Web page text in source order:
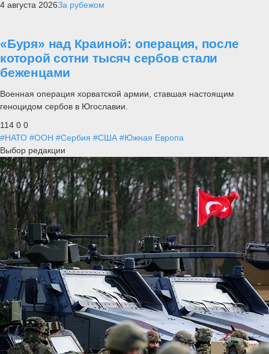
4 августа 2026За рубежом
«Буря» над Краиной: операция, после
которой сотни тысяч сербов стали
беженцами
Военная операция хорватской армии, ставшая настоящим
геноцидом сербов в Югославии.
114 0 0
#НАТО #ООН #Сербия #США #Южная Европа
Выбор редакции